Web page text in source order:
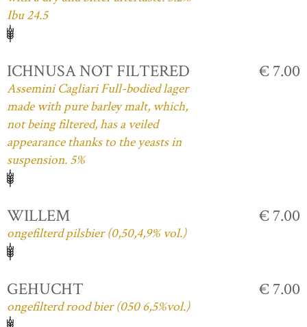
Ibu 24.5
ICHNUSA NOT FILTERED
Assemini Cagliari Full-bodied lager
made with pure barley malt, which,
not being filtered, has a veiled
appearance thanks to the yeasts in
suspension. 5%
€ 7.00
WILLEM
ongefilterd pilsbier (0,50,4,9% vol.)
€ 7.00
GEHUCHT
ongefilterd rood bier (050 6,5%vol.)
€ 7.00